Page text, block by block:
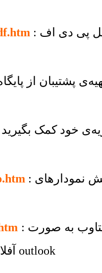
پشتیبان از
خود کمک بگیرید
: راهنمای استفاده از سرویس ایمیل شرکت یکتاوب به صورت
آفلاین - استفاده از outlook